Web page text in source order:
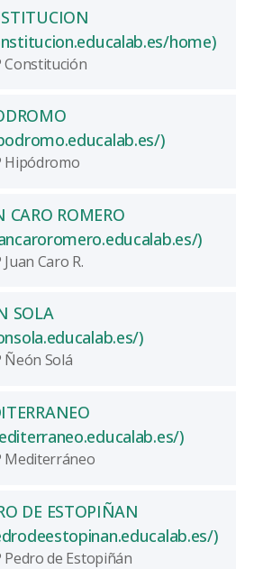
home)(Abre
Constitución
)(Abre una
Hipódromo
CARO ROMERO
)
Caro R.
SOLA
)(Abre una
Ñeón Solá
)(Abre una
Mediterráneo
DE ESTOPIÑAN
)(Abre
Pedro de Estopiñán